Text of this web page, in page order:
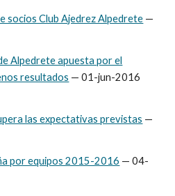
socios Club Ajedrez Alpedrete —
Alpedrete apuesta por el
resultados — 01-jun-2016
las expectativas previstas —
por equipos 2015-2016 — 04-